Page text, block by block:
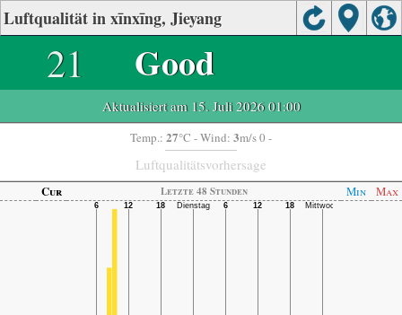
Luftqualität in xīnxīng, Jieyang
21 Good
Aktualisiert am 15. Juli 2026 01:00
Temp.: 27°C - Wind: 3m/s 0 -
Luftqualitätsvorhersage
Cur Letzte 48 Stunden Min Max